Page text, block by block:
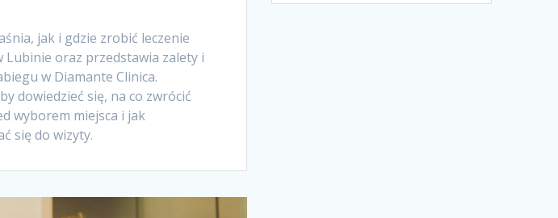
jak i gdzie zrobić leczenie
Lubinie oraz przedstawia zalety i
w Diamante Clinica.
dowiedzieć się, na co zwrócić
wyborem miejsca i jak
się do wizyty.